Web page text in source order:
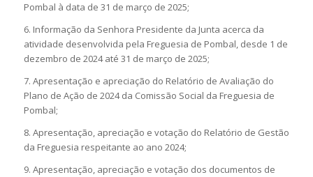
Pombal à data de 31 de março de 2025;
6. Informação da Senhora Presidente da Junta acerca da
atividade desenvolvida pela Freguesia de Pombal, desde 1 de
dezembro de 2024 até 31 de março de 2025;
7. Apresentação e apreciação do Relatório de Avaliação do
Plano de Ação de 2024 da Comissão Social da Freguesia de
Pombal;
8. Apresentação, apreciação e votação do Relatório de Gestão
da Freguesia respeitante ao ano 2024;
9. Apresentação, apreciação e votação dos documentos de